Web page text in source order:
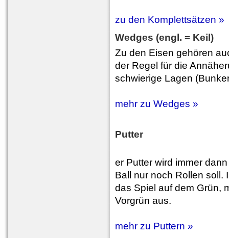
zu den Komplettsätzen »
Wedges (engl. = Keil)
Zu den Eisen gehören
der Regel für die
schwierige Lagen
mehr zu Wedges »
Putter
er Putter wird immer
Ball nur noch Rollen soll.
das Spiel auf dem Grün,
Vorgrün aus.
mehr zu Puttern »